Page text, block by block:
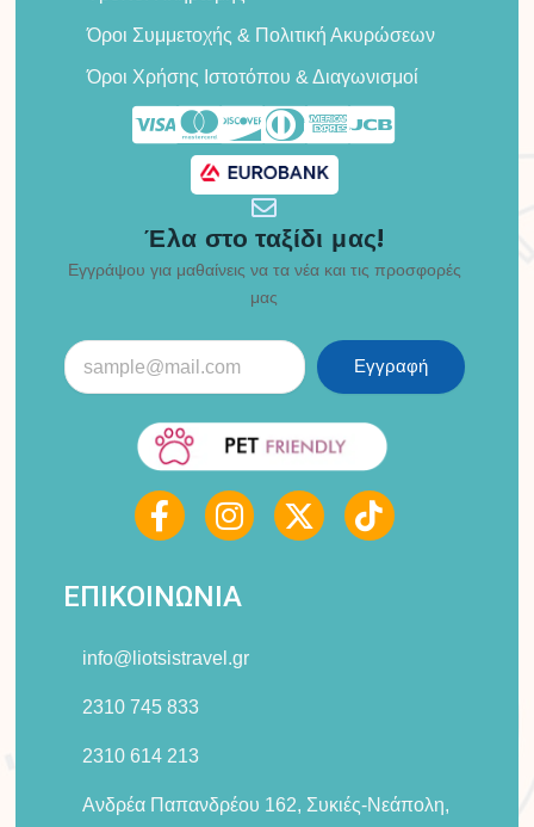
Όροι Συμμετοχής & Πολιτική Ακυρώσεων
Όροι Χρήσης Ιστοτόπου & Διαγωνισμοί
Έλα στο ταξίδι μας!
Εγγράψου για μαθαίνεις να τα νέα και τις προσφορές
μας
Εγγραφή
F
a
c
e
b
o
o
k
f
I
n
s
t
a
r
X
-
t
T
i
k
ΕΠΙΚΟΙΝΩΝΙΑ
info@liotsistravel.gr
2310 745 833
2310 614 213
Ανδρέα Παπανδρέου 162, Συκιές-Νεάπολη,